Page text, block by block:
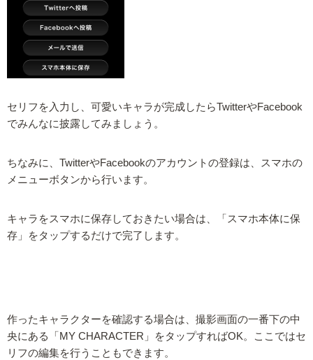
セリフを入力し、可愛いキャラが完成したらTwitterやFacebook
でみんなに披露してみましょう。
ちなみに、TwitterやFacebookのアカウントの登録は、スマホの
メニューボタンから行います。
キャラをスマホに保存しておきたい場合は、「スマホ本体に保
存」をタップするだけで完了します。
作ったキャラクターを確認する場合は、撮影画面の一番下の中
央にある「MY CHARACTER」をタップすればOK。ここではセ
リフの編集を行うこともできます。